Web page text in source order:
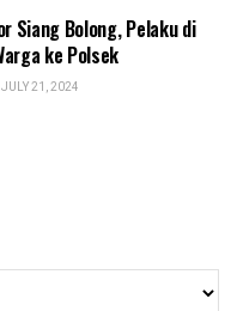
Siang Bolong, Pelaku di
ke Polsek
JULY 21, 2024